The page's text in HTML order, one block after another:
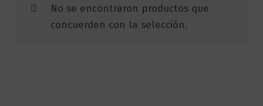
No se encontraron productos que
concuerden con la selección.